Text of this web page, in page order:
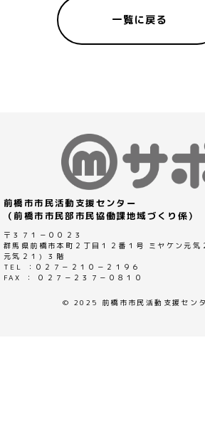
一覧に戻る
前橋市市民活動支援センター
（前橋市市民部市民協働課地域づくり係）
〒３７１－００２３
群馬県前橋市本町２丁目１２番１号 ミヤケン元気
元気２１) ３階
TEL ：０２７－２１０－２１９６
FAX ： ０２７－２３７－０８１０
© 2025 前橋市市民活動支援セン